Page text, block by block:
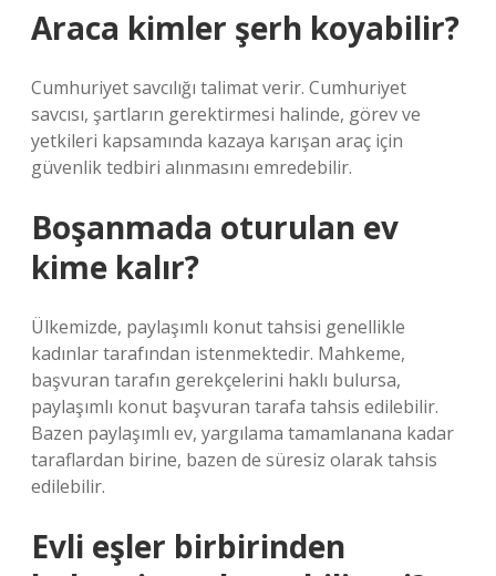
Araca kimler şerh koyabilir?
Cumhuriyet savcılığı talimat verir. Cumhuriyet
savcısı, şartların gerektirmesi halinde, görev ve
yetkileri kapsamında kazaya karışan araç için
güvenlik tedbiri alınmasını emredebilir.
Boşanmada oturulan ev
kime kalır?
Ülkemizde, paylaşımlı konut tahsisi genellikle
kadınlar tarafından istenmektedir. Mahkeme,
başvuran tarafın gerekçelerini haklı bulursa,
paylaşımlı konut başvuran tarafa tahsis edilebilir.
Bazen paylaşımlı ev, yargılama tamamlanana kadar
taraflardan birine, bazen de süresiz olarak tahsis
edilebilir.
Evli eşler birbirinden